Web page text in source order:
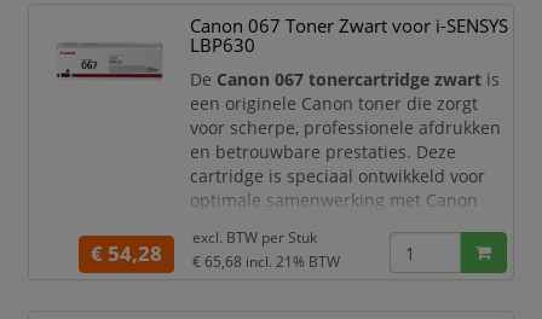
Met een capaciteit tot circa5.500
pagina’s
geschikt voor kantoren en bedrijven
met e
Canon 067 Toner Zwart voor i-SENSYS
LBP630
De Canon 067 tonercartridge zwart is
een originele Canon toner die zorgt
voor scherpe, professionele afdrukken
en betrouwbare prestaties. Deze
cartridge is speciaal ontwikkeld voor
optimale samenwerking met Canon
consistente kwaliteit en storingsvrij
printen.
€ 54,28
excl. BTW per Stuk
€ 65,68 incl. 21% BTW